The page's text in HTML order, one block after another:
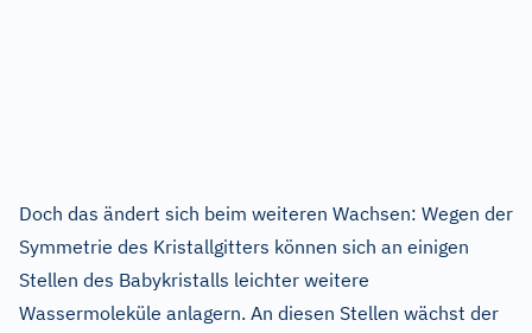
Doch das ändert sich beim weiteren Wachsen: Wegen der
Symmetrie des Kristallgitters können sich an einigen
Stellen des Babykristalls leichter weitere
Wassermoleküle anlagern. An diesen Stellen wächst der